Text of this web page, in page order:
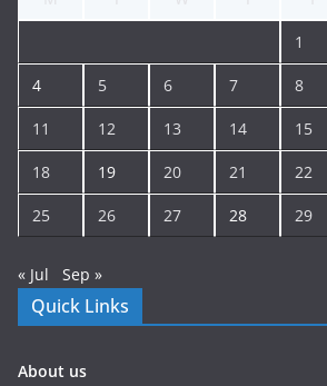
1
4 5 6 7 8
11 12 13 14 15
18 19 20 21 22
25 26 27 28 29
« Jul Sep »
Quick Links
About us